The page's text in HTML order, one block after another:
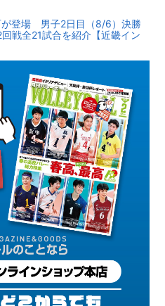
が登場 男子2日目（8/6）決勝
回戦全21試合を紹介【近畿イン